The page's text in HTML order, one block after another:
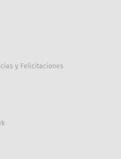
y Felicitaciones